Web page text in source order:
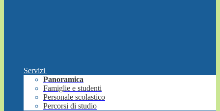
Servizi
Panoramica
Famiglie e studenti
Personale scolastico
Percorsi di studio